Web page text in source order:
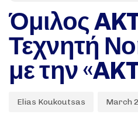
Όμιλος
Τεχνητή
με την
Elias Koukoutsas March